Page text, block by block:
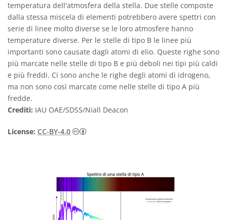
temperatura dell'atmosfera della stella. Due stelle composte
dalla stessa miscela di elementi potrebbero avere spettri con
serie di linee molto diverse se le loro atmosfere hanno
temperature diverse. Per le stelle di tipo B le linee più
importanti sono causate dagli atomi di elio. Queste righe sono
più marcate nelle stelle di tipo B e più deboli nei tipi più caldi
e più freddi. Ci sono anche le righe degli atomi di idrogeno,
ma non sono così marcate come nelle stelle di tipo A più
fredde.
Crediti: IAU OAE/SDSS/Niall Deacon
License: CC-BY-4.0 Creative Commons Attribuzione 4.0